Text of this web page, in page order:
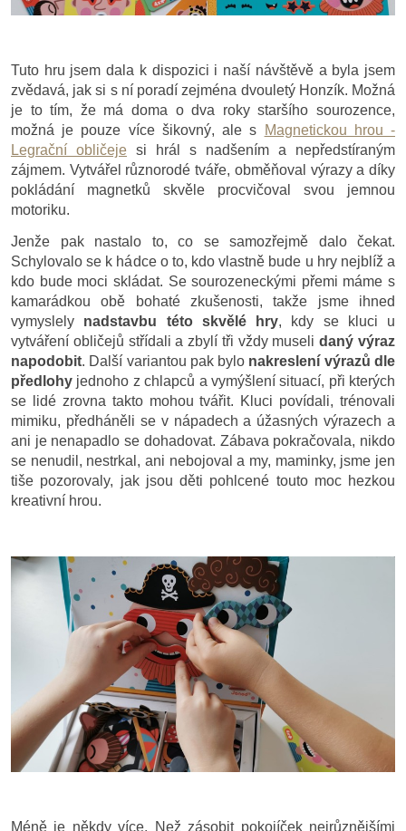
Tuto hru jsem dala k dispozici i naší návštěvě a byla jsem
zvědavá, jak si s ní poradí zejména dvouletý Honzík. Možná
je to tím, že má doma o dva roky staršího sourozence,
možná je pouze více šikovný, ale s
Magnetickou hrou -
Legrační obličeje si hrál s nadšením a nepředstíraným
zájmem. Vytvářel různorodé tváře, obměňoval výrazy a díky
pokládání magnetků skvěle procvičoval svou jemnou
motoriku.
Jenže pak nastalo to, co se samozřejmě dalo čekat.
Schylovalo se k hádce o to, kdo vlastně bude u hry nejblíž a
kdo bude moci skládat. Se sourozeneckými přemi máme s
kamarádkou obě bohaté zkušenosti, takže jsme ihned
vymyslely nadstavbu této skvělé hry, kdy se kluci u
vytváření obličejů střídali a zbylí tři vždy muselidaný výraz
napodobit. Další variantou pak bylo nakreslení výrazů dle
předlohy jednoho z chlapců a vymýšlení situací, při kterých
se lidé zrovna takto mohou tvářit. Kluci povídali, trénovali
mimiku, předháněli se v nápadech a úžasných výrazech a
ani je nenapadlo se dohadovat. Zábava pokračovala, nikdo
se nenudil, nestrkal, ani nebojoval a my, maminky, jsme jen
tiše pozorovaly, jak jsou děti pohlcené touto moc hezkou
kreativní hrou.
Méně je někdy více. Než zásobit pokojíček nejrůznějšími